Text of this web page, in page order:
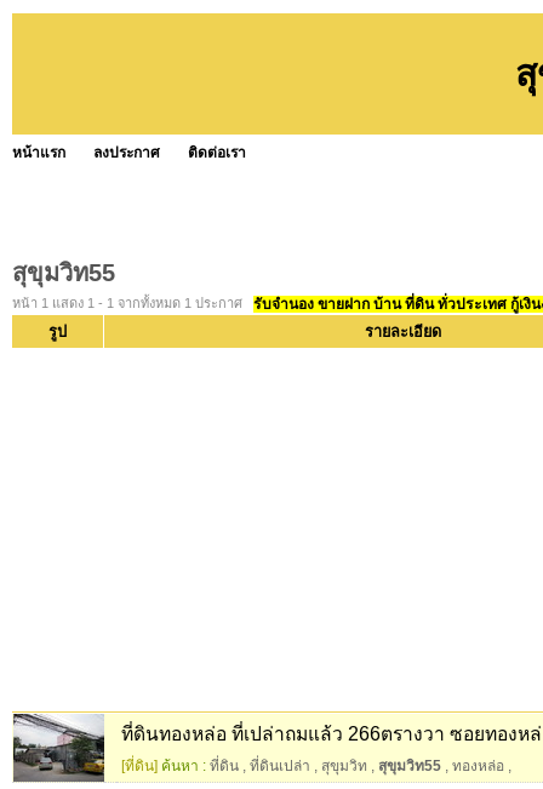
หน้าแรก ลงประกาศ ติดต่อเรา
สุขุมวิท55
หน้า 1 แสดง 1 - 1 จากทั้งหมด 1 ประกาศ รับจำนอง ขายฝาก บ้าน ที่ดิน ทั่วประเทศ กู้เงิ
รูป รายละเอียด
ที่ดินทองหล่อ ที่เปล่าถมแล้ว 266ตรางวา ซอยทองห
[ที่ดิน] ค้นหา : ที่ดิน , ที่ดินเปล่า , สุขุมวิท , สุขุมวิท55 , ทองหล่อ ,